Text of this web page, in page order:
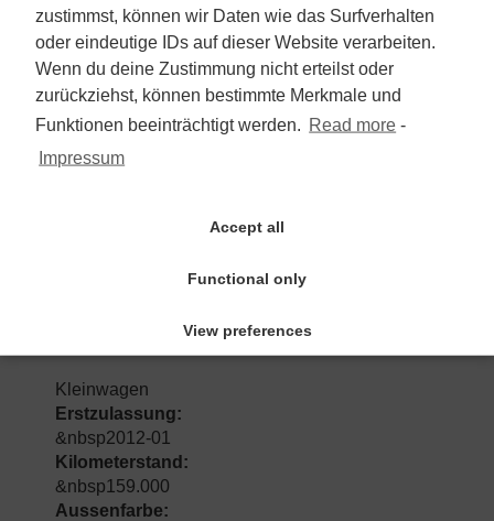
zustimmst, können wir Daten wie das Surfverhalten
oder eindeutige IDs auf dieser Website verarbeiten.
Wenn du deine Zustimmung nicht erteilst oder
zurückziehst, können bestimmte Merkmale und
Funktionen beeinträchtigt werden.
Read more -
Impressum
Accept all
Functional only
View preferences
Aussenfarbe:
&nbspSchwarz
2.990 €
Mehrwertsteuer nicht ausweisbar
TSI/1.Hd/Klima/el.Pano/PDC/SHZ
Kleinwagen
Erstzulassung:
&nbsp2012-01
Kilometerstand:
&nbsp159.000
Aussenfarbe: